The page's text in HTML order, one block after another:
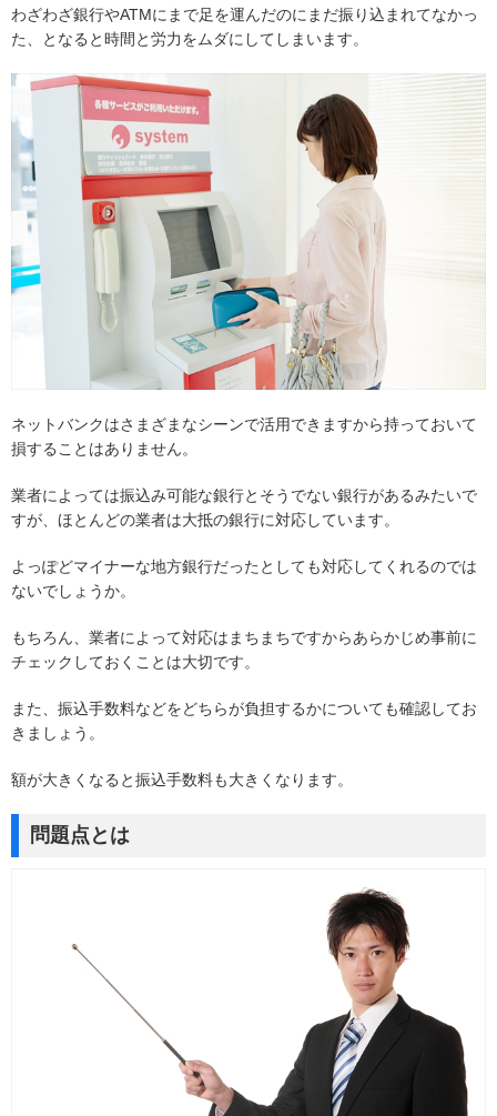
わざわざ銀行やATMにまで足を運んだのにまだ振り込まれてなかっ
た、となると時間と労力をムダにしてしまいます。
ネットバンクはさまざまなシーンで活用できますから持っておいて
損することはありません。
業者によっては振込み可能な銀行とそうでない銀行があるみたいで
すが、ほとんどの業者は大抵の銀行に対応しています。
よっぽどマイナーな地方銀行だったとしても対応してくれるのでは
ないでしょうか。
もちろん、業者によって対応はまちまちですからあらかじめ事前に
チェックしておくことは大切です。
また、振込手数料などをどちらが負担するかについても確認してお
きましょう。
額が大きくなると振込手数料も大きくなります。
問題点とは